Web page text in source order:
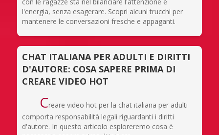
l'energia, senza esagerare. Scopri alcuni trucchi per
mantenere le conversazioni fresche e appaganti.
CHAT ITALIANA PER ADULTI E DIRITTI
D'AUTORE: COSA SAPERE PRIMA DI
CREARE VIDEO HOT
Creare video hot per la chat italiana per adulti
comporta responsabilità legali riguardanti i diritti
d'autore. In questo articolo esploreremo cosa è